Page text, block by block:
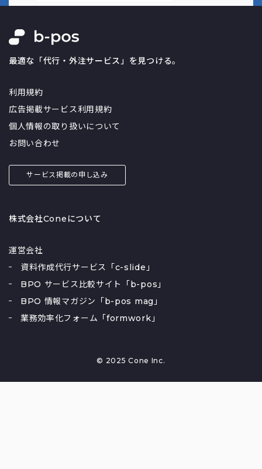
最適な「代行・外注サービス」を見つける。
利用規約
広告掲載サービス利用規約
個人情報の取り扱いについて
お問い合わせ
サービス掲載の申し込み
株式会社Coneについて
運営会社
資料作成代行サービス「c-slide」
BPO サービス比較サイト「b-pos」
BPO 情報マガジン「b-pos mag」
業務効率化フォーム「formwork」
© 2025 Cone Inc.